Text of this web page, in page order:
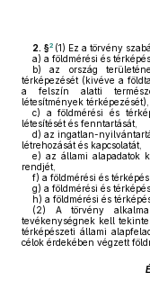
2. §2 (1) Ez a törvény
a) a földmérési és
b) az ország
térképezését (kivéve a
a felszín alatti
létesítmények térképezését),
c) a földmérési és
létesítését és fenntartását,
d) az ingatlan-
létrehozását és kapcsolatát,
e) az állami alapadatok
rendjét,
f) a földmérési és
g) a földmérési és
h) a földmérési és
(2) A törvény
tevékenységnek kell
térképészeti állami
célok érdekében végzett